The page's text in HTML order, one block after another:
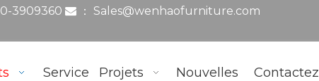
3909360 ： Sales@wenhaofurniture.com
Service Projets Nouvelles